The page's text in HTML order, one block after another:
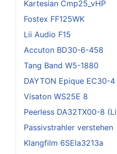
Kartesian Cmp25_vHP
Fostex FF125WK
Lii Audio F15
Accuton BD30-6-458
Tang Band W5-1880
DAYTON Epique EC30-4
Visaton WS25E 8
Peerless DA32TX00-8
Passivstrahler verstehen
Klangfilm 6SEla3213a